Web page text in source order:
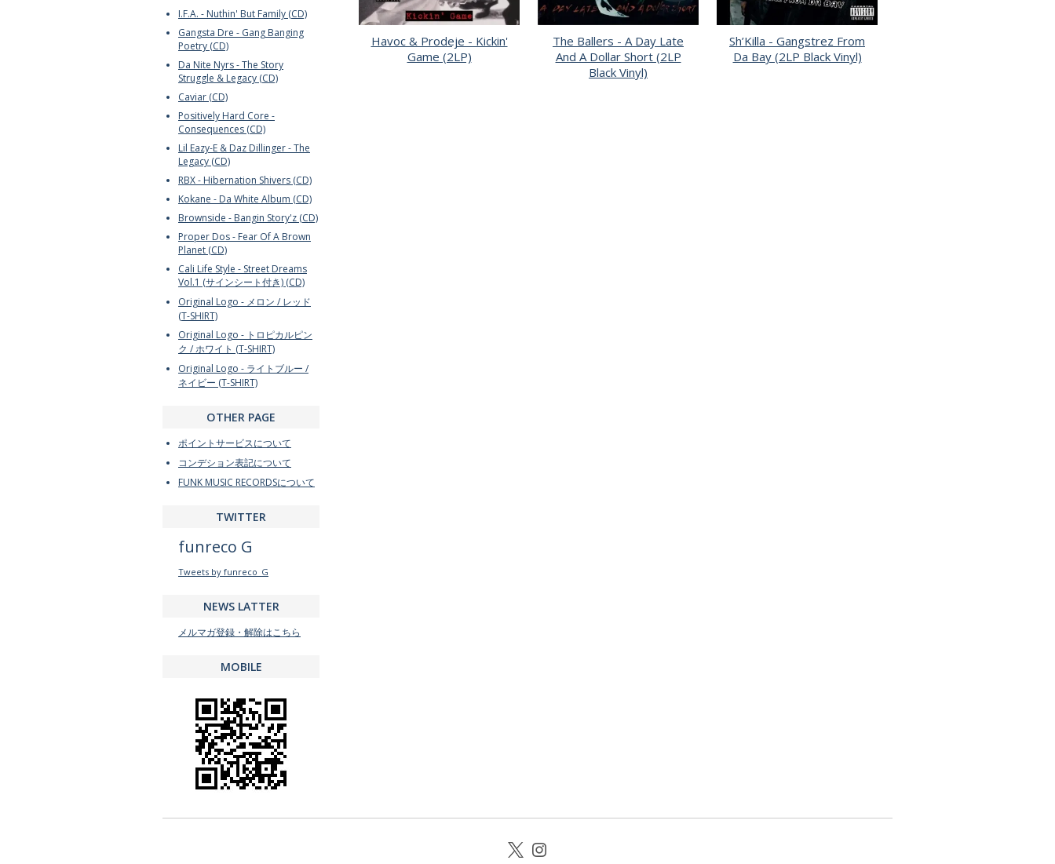
Havoc & Prodeje - Kickin'
Game (2LP)
The Ballers - A Day Late
And A Dollar Short (2LP
Black Vinyl)
Sh’Killa - Gangstrez From
Da Bay (2LP Black Vinyl)
I.F.A. - Nuthin' But Family (CD)
Gangsta Dre - Gang Banging
Poetry (CD)
Da Nite Nyrs - The Story
Struggle & Legacy (CD)
Caviar (CD)
Positively Hard Core -
Consequences (CD)
Lil Eazy-E & Daz Dillinger - The
Legacy (CD)
RBX - Hibernation Shivers (CD)
Kokane - Da White Album (CD)
Brownside - Bangin Story'z (CD)
Proper Dos - Fear Of A Brown
Planet (CD)
Cali Life Style - Street Dreams
Vol.1 (サインシート付き) (CD)
Original Logo - メロン / レッド
(T-SHIRT)
Original Logo - トロピカルピン
ク / ホワイト (T-SHIRT)
Original Logo - ライトブルー /
ネイビー (T-SHIRT)
OTHER PAGE
ポイントサービスについて
コンデション表記について
FUNK MUSIC RECORDSについて
TWITTER
funreco G
Tweets by funreco_G
NEWS LATTER
メルマガ登録・解除はこちら
MOBILE